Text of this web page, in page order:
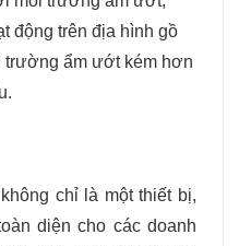
động trên địa hình gồ
trường ẩm ướt kém hơn
chỉ là một thiết bị,
diện cho các doanh